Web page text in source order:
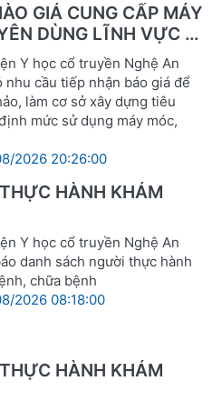
GIÁ CUNG CẤP MÁY
DÙNG LĨNH VỰC Y
Y học cổ truyền Nghệ An
nhu cầu tiếp nhận báo giá để
làm cơ sở xây dựng tiêu
mức sử dụng máy móc,
2026 20:26:00
HÀNH KHÁM
Y học cổ truyền Nghệ An
danh sách người thực hành
chữa bệnh
2026 08:18:00
HÀNH KHÁM